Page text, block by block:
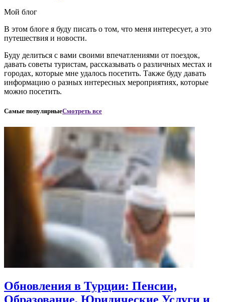
Мой блог
В этом блоге я буду писать о том, что меня интересует, а это
путешествия и новости.
Буду делиться с вами своими впечатлениями от поездок,
давать советы туристам, рассказывать о различных местах и
городах, которые мне удалось посетить. Также буду давать
информацию о разных интересных мероприятиях, которые
можно посетить.
Самые популярныеСмотреть все
Обновления в Турции: Пенсии,